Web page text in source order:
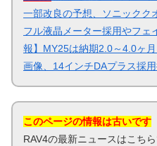
一部改良の予想、ソニックク
フル液晶メーター採用やフェ
報】MY25は納期2.0～4.0ヶ
画像、14インチDAプラス採
このページの情報は古いです
RAV4の最新ニュースはこち